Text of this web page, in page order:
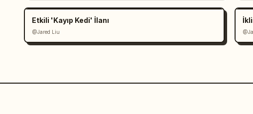
Etkili 'Kayıp Kedi' İlanı
@Jared Liu